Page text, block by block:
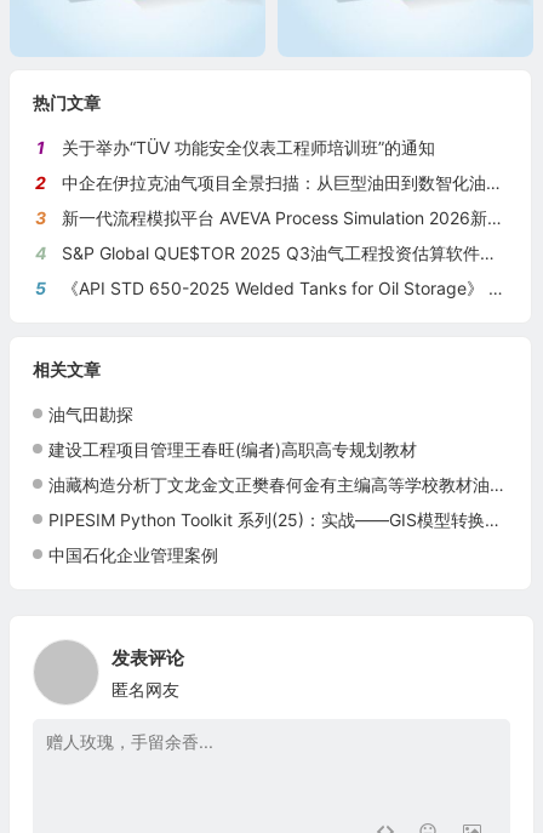
热门文章
1
关于举办“TÜV 功能安全仪表工程师培训班”的通知
2
中企在伊拉克油气项目全景扫描：从巨型油田到数智化油田的系统性布局
3
新一代流程模拟平台 AVEVA Process Simulation 2026新版本发布
4
S&P Global QUE$TOR 2025 Q3油气工程投资估算软件新版本发布
5
《API STD 650-2025 Welded Tanks for Oil Storage》 《钢制焊接储油罐》（中英文对照版）
相关文章
油气田勘探
建设工程项目管理王春旺(编者)高职高专规划教材
油藏构造分析丁文龙金文正樊春何金有主编高等学校教材油气田开发油藏构造精细描述石油工业出版社正版9787502193706
PIPESIM Python Toolkit 系列(25)：实战——GIS模型转换与井模型综合管理
中国石化企业管理案例
发表评论
匿名网友